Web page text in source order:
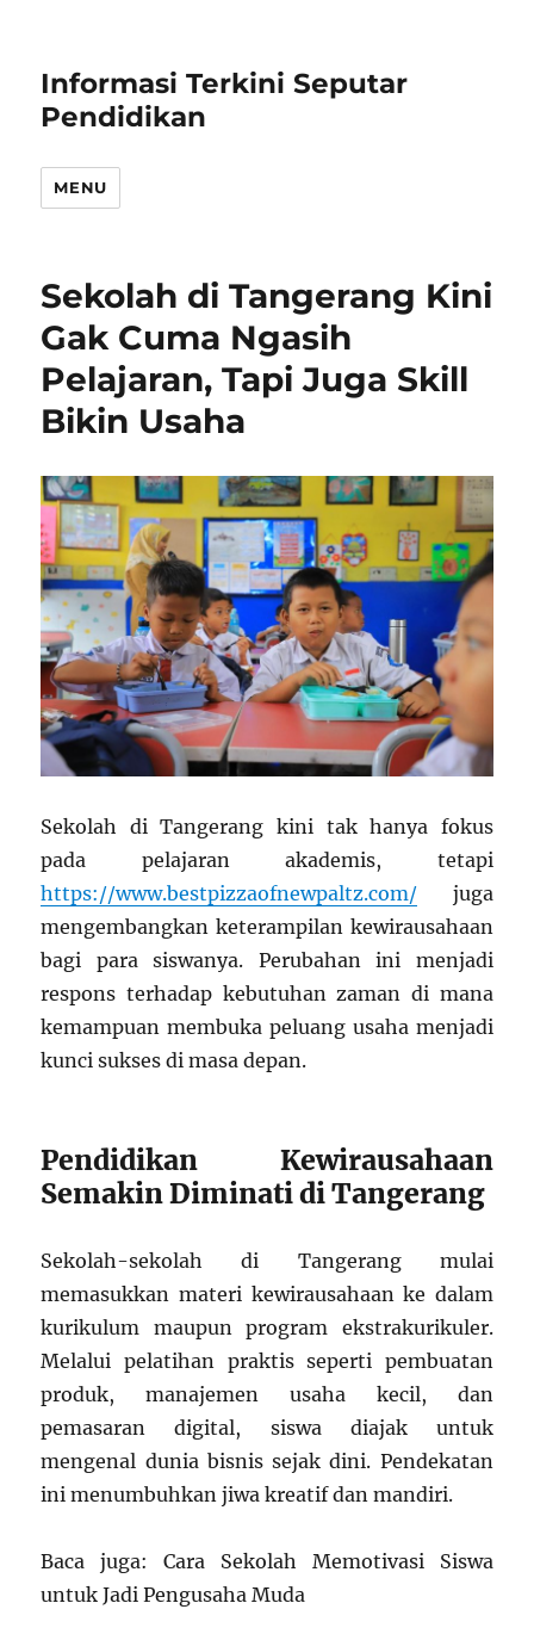
Informasi Terkini Seputar
Pendidikan
MENU
Sekolah di Tangerang Kini
Gak Cuma Ngasih
Pelajaran, Tapi Juga Skill
Bikin Usaha
Sekolah di Tangerang kini tak hanya fokus
pada pelajaran akademis, tetapi
https://www.bestpizzaofnewpaltz.com/ juga
mengembangkan keterampilan kewirausahaan
bagi para siswanya. Perubahan ini menjadi
respons terhadap kebutuhan zaman di mana
kemampuan membuka peluang usaha menjadi
kunci sukses di masa depan.
Pendidikan Kewirausahaan
Semakin Diminati di Tangerang
Sekolah-sekolah di Tangerang mulai
memasukkan materi kewirausahaan ke dalam
kurikulum maupun program ekstrakurikuler.
Melalui pelatihan praktis seperti pembuatan
produk, manajemen usaha kecil, dan
pemasaran digital, siswa diajak untuk
mengenal dunia bisnis sejak dini. Pendekatan
ini menumbuhkan jiwa kreatif dan mandiri.
Baca juga: Cara Sekolah Memotivasi Siswa
untuk Jadi Pengusaha Muda